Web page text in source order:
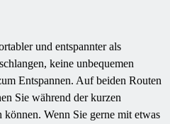
und entspannter als
keine unbequemen
Entspannen. Auf beiden Routen
Sie während der kurzen
Wenn Sie gerne mit etwas